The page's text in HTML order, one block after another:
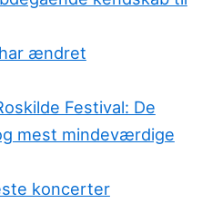
ændret
Festival: De
mest mindeværdige
koncerter